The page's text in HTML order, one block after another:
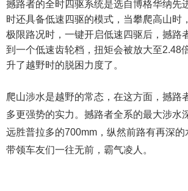
撼路者的全时四驱系统是选自博格华纳先
时还具备低速四驱的模式，当攀爬高山时
极限路况时，一键开启低速四驱后，撼路
到一个低速齿轮档，扭矩会被放大至2.48
升了越野时的脱困力度了。
爬山涉水是越野的常态，在这方面，撼路
多更强势的实力。撼路者全系的最大涉水
远胜普拉多的700mm，纵然前路有再深
带领车友们一往无前，霸气凌人。